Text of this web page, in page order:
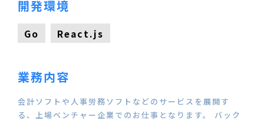
開発環境
Go React.js
業務内容
会計ソフトや人事労務ソフトなどのサービスを展開す
る、上場ベンチャー企業でのお仕事となります。 バック